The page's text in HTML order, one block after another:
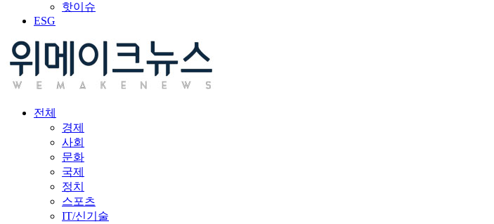
핫이슈
ESG
전체
경제
사회
문화
국제
정치
스포츠
IT/신기술